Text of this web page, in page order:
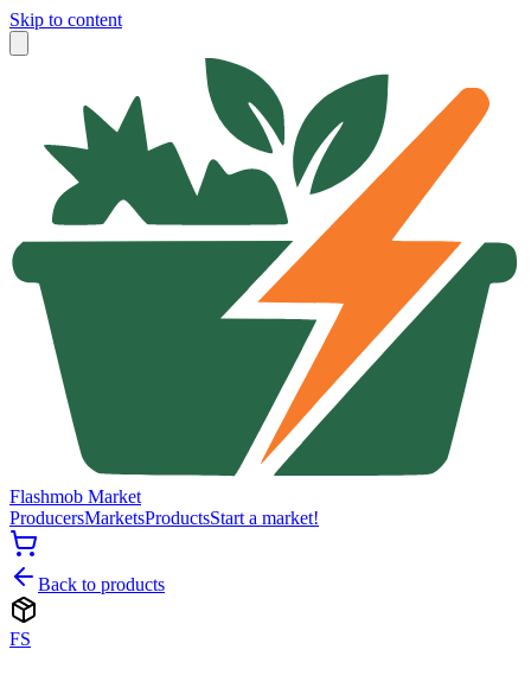
Skip to content
Flashmob Market
ProducersMarketsProductsStart a market!
Back to products
FS